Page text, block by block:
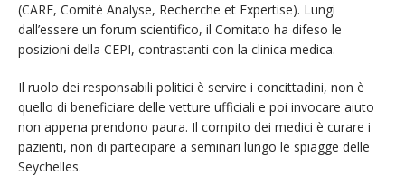
(CARE, Comité Analyse, Recherche et Expertise). Lungi
dall’essere un forum scientifico, il Comitato ha difeso le
posizioni della CEPI, contrastanti con la clinica medica.
Il ruolo dei responsabili politici è servire i concittadini, non è
quello di beneficiare delle vetture ufficiali e poi invocare aiuto
non appena prendono paura. Il compito dei medici è curare i
pazienti, non di partecipare a seminari lungo le spiagge delle
Seychelles.